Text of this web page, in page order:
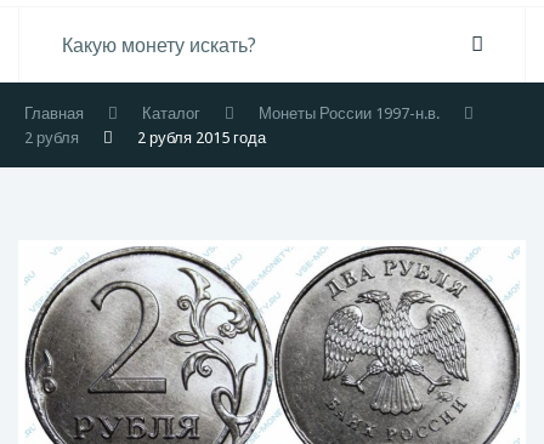
Главная Каталог
Монеты России 1997-н.в.
2 рубля
2 рубля 2015 года